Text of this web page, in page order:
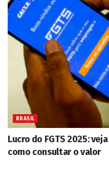
BRASIL
Lucro do FGTS 2025:
como consultar o valor